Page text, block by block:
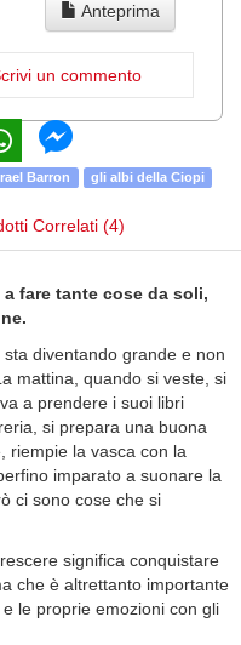
Anteprima
un commento
Barron gli albi della Ciopi
Correlati (4)
fare tante cose da soli,
diventando grande e non
mattina, quando si veste, si
a prendere i suoi libri
si prepara una buona
riempie la vasca con la
imparato a suonare la
ci sono cose che si
significa conquistare
che è altrettanto importante
le proprie emozioni con gli